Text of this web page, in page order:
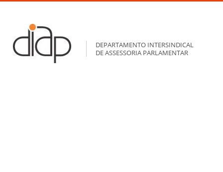
DEPARTAMENTO INTERSINDICAL
DE ASSESSORIA PARLAMENTAR